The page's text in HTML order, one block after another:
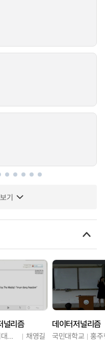
기
널리즘
한국외국어대학교 채영길
데이터저널리즘
국민대학교 홍